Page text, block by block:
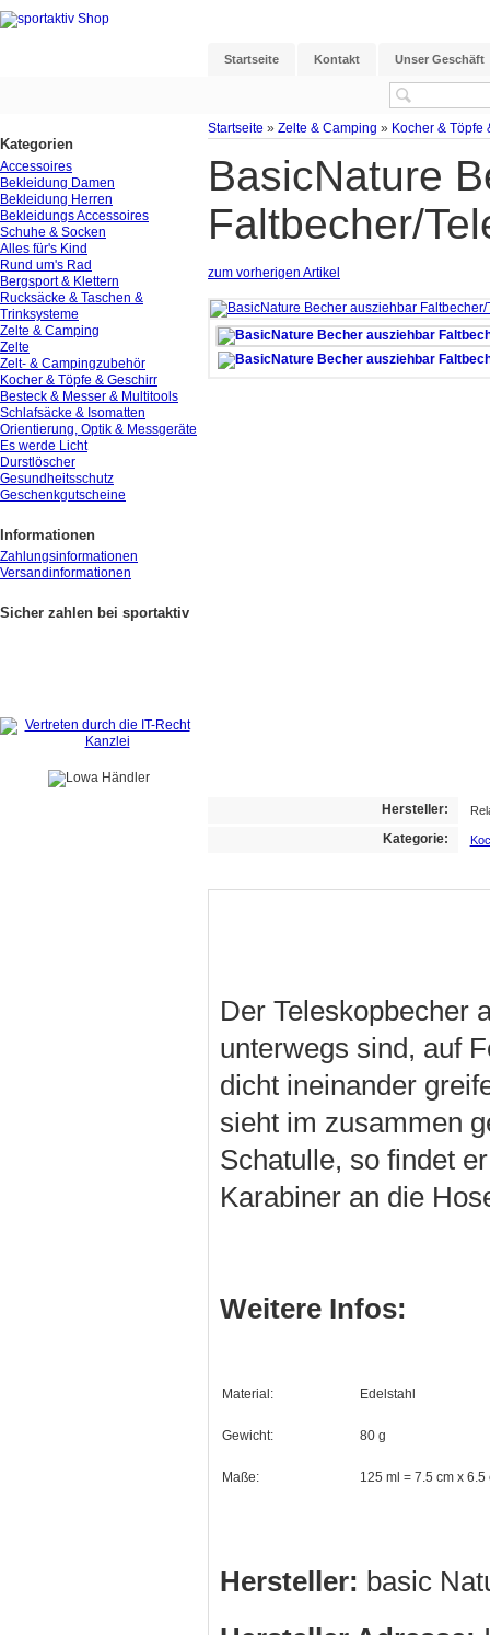
Startseite Kontakt Unser Geschäft
Startseite » Zelte & Camping » Kocher & Töpfe
BasicNature
Faltbecher/
zum vorherigen Artikel
Hersteller:
Kategorie:
Der Teleskopbecher
unterwegs sind, auf
dicht ineinander
sieht im zusammen
Schatulle, so findet
Karabiner an die
Weitere Infos:
Material: Edelstahl
Gewicht: 80 g
Maße: 125 ml = 7.5 cm x
Hersteller: basic
Kategorien
Accessoires
Bekleidung Damen
Bekleidung Herren
Bekleidungs Accessoires
Schuhe & Socken
Alles für's Kind
Rund um's Rad
Bergsport & Klettern
Rucksäcke & Taschen &
Trinksysteme
Zelte & Camping
Zelte
Zelt- & Campingzubehör
Kocher & Töpfe & Geschirr
Besteck & Messer & Multitools
Schlafsäcke & Isomatten
Orientierung, Optik & Messgeräte
Es werde Licht
Durstlöscher
Gesundheitsschutz
Geschenkgutscheine
Informationen
Zahlungsinformationen
Versandinformationen
Sicher zahlen bei sportaktiv